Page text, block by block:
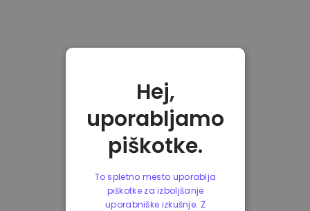
Hej,
uporabljamo
piškotke.
To spletno mesto uporablja
piškotke za izboljšanje
uporabniške izkušnje. Z